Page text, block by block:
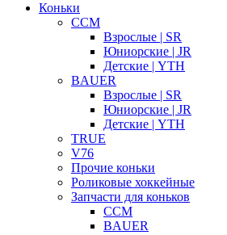
Коньки
CCM
Взрослые | SR
Юниорские | JR
Детские | YTH
BAUER
Взрослые | SR
Юниорские | JR
Детские | YTH
TRUE
V76
Прочие коньки
Роликовые хоккейные
Запчасти для коньков
CCM
BAUER